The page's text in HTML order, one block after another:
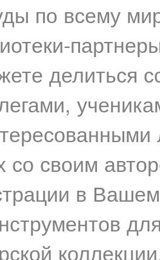
по всему
делиться
со своим
в